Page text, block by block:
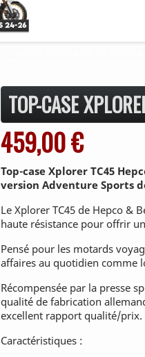
TOP-CASE
459,00 €
Top-case Xplorer TC45
version Adventure Sports
Le Xplorer TC45 de Hepco &
haute résistance pour offrir
Pensé pour les motards
affaires au quotidien comme
Récompensée par la presse
qualité de fabrication
excellent rapport qualité/prix.
Caractéristiques :